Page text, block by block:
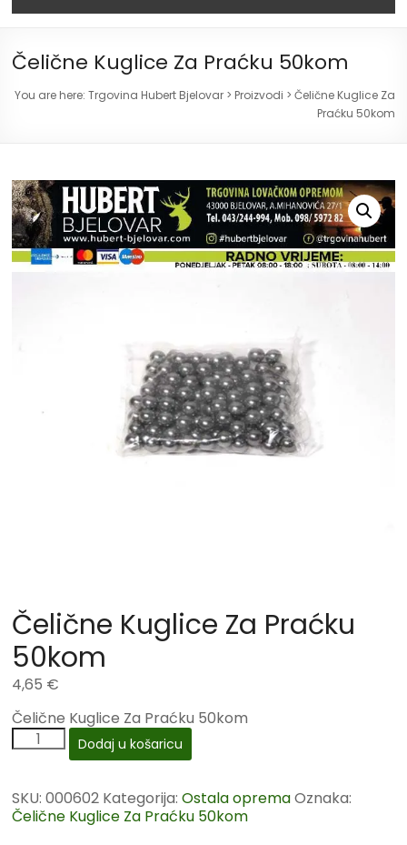
Čelične Kuglice Za Praćku 50kom
You are here: Trgovina Hubert Bjelovar> Proizvodi > Čelične Kuglice Za
Praćku 50kom
Čelične Kuglice Za Praćku
50kom
4,65 €
Čelične Kuglice Za Praćku 50kom
Dodaj u košaricu
SKU:000602 Kategorija:Ostala opremaOznaka:
Čelične Kuglice Za Praćku 50kom